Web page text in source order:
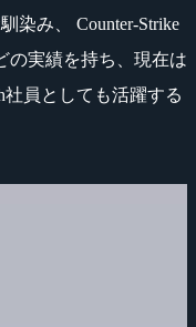
染み、 Counter-Strike
の実績を持ち、現在は
社員としても活躍する